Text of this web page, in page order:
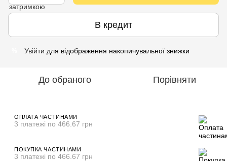
В кредит
Увійти для відображення накопичувальної знижки
До обраного Порівняти
ОПЛАТА ЧАСТИНАМИ
3 платежі по 466.67 грн
ПОКУПКА ЧАСТИНАМИ
3 платежі по 466.67 грн